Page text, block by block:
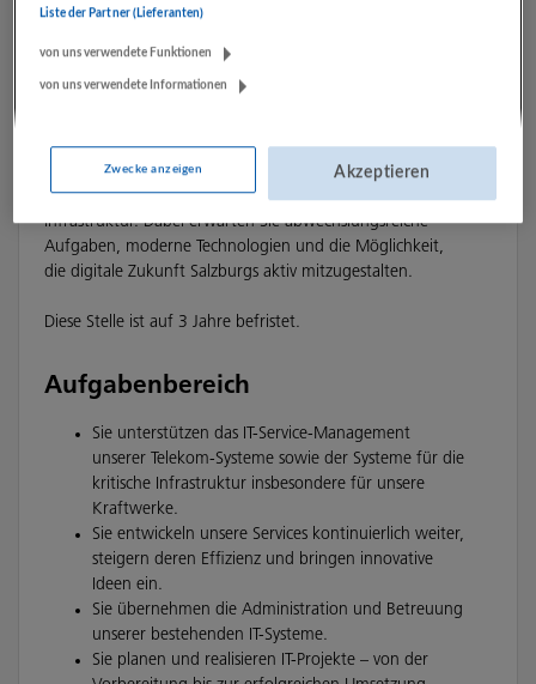
Liste der Partner (Lieferanten)
von uns verwendete Funktionen
von uns verwendete Informationen
Zwecke anzeigen Akzeptieren